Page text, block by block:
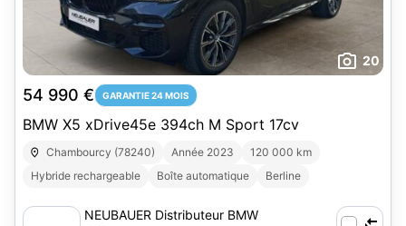
20
54 990 € GARANTIE 24 MOIS
BMW X5 xDrive45e 394ch M Sport 17cv
Chambourcy (78240) Année 2023
120 000 km
Hybride rechargeable
Boîte automatique Berline
NEUBAUER Distributeur BMW